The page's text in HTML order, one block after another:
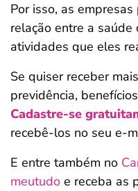
Por isso, as
relação entre a saúde
atividades que eles
Se quiser receber
previdência,
Cadastre-se
recebê-los no seu e-
E entre também no
meutudo e receba as